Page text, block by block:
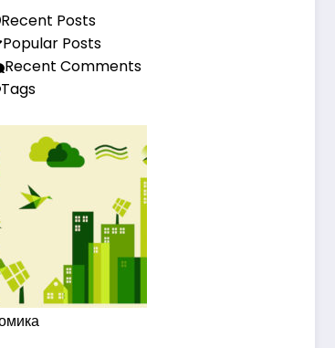
Recent Posts
Popular Posts
Recent Comments
Tags